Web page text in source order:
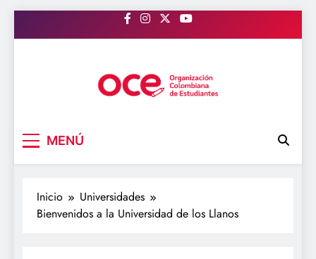
al
MENÚ
Inicio
Universidades
Bienvenidos a la Universidad de los Llanos